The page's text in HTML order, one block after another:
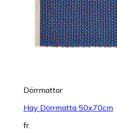
Dörrmattor
Hay Dörrmatta 50x70cm
fr.